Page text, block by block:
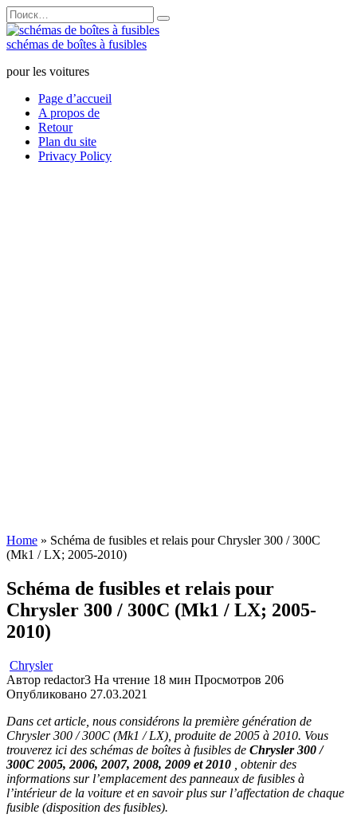
Перейти
к
содержанию
Search
for:
schémas de boîtes à fusibles
pour les voitures
Page d’accueil
A propos de
Retour
Plan du site
Privacy Policy
Home » Schéma de fusibles et relais pour Chrysler 300 / 300C
(Mk1 / LX; 2005-2010)
Schéma de fusibles et relais pour
Chrysler 300 / 300C (Mk1 / LX; 2005-
2010)
Chrysler
Автор redactor3 На чтение 18 мин Просмотров 206
Опубликовано 27.03.2021
Dans cet article, nous considérons la première génération de
Chrysler 300 / 300C (Mk1 / LX), produite de 2005 à 2010. Vous
trouverez ici des schémas de boîtes à fusibles de Chrysler 300 /
300C 2005, 2006, 2007, 2008, 2009 et 2010 , obtenir des
informations sur l’emplacement des panneaux de fusibles à
l’intérieur de la voiture et en savoir plus sur l’affectation de chaque
fusible (disposition des fusibles).